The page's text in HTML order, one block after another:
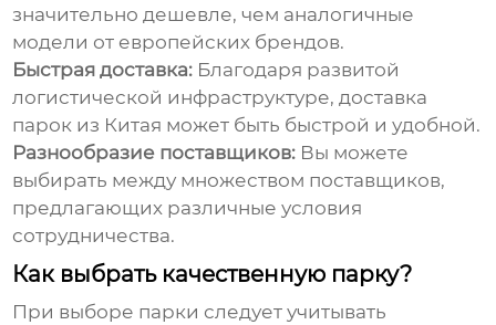
значительно дешевле, чем аналогичные
модели от европейских брендов.
Быстрая доставка: Благодаря развитой
логистической инфраструктуре, доставка
парок из Китая может быть быстрой и удобной.
Разнообразие поставщиков: Вы можете
выбирать между множеством поставщиков,
предлагающих различные условия
сотрудничества.
Как выбрать качественную парку?
При выборе парки следует учитывать